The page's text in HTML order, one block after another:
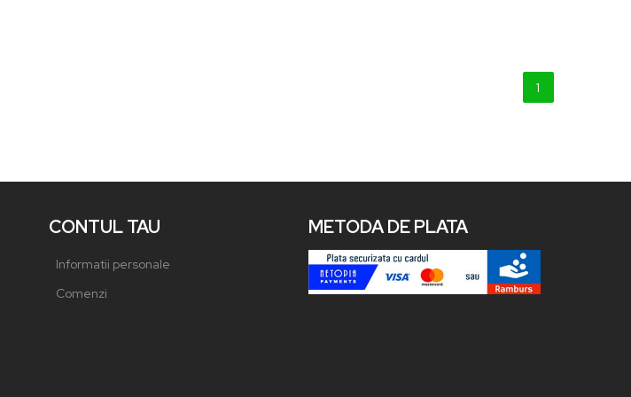
1
CONTUL TAU
Informatii personale
Comenzi
METODA DE PLATA